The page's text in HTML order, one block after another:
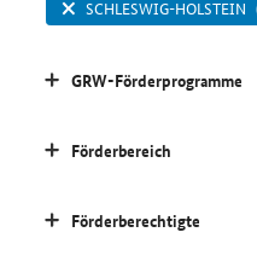
SCHLESWIG-HOLSTEIN
GRW-Förderprogramme
Förderbereich
Förderberechtigte